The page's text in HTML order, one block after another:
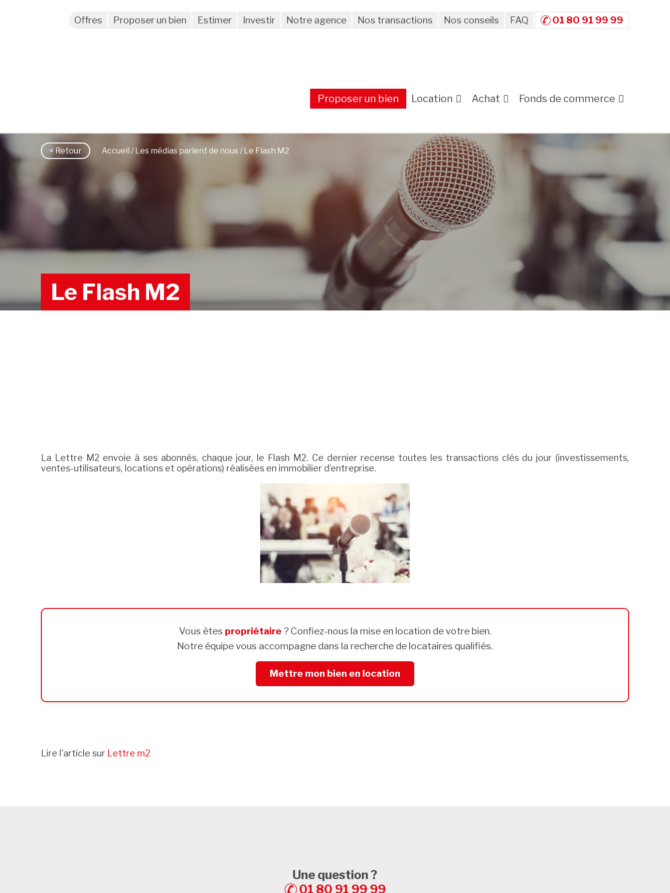
Offres Proposer un bien Estimer Investir Notre agence Nos transactions Nos conseils FAQ 01 80 91 99 99
Proposer un bien Location Achat Fonds de commerce
< Retour Accueil /Les médias parlent de nous / Le Flash M2
Le Flash M2
La Lettre M2 envoie à ses abonnés, chaque jour, le Flash M2. Ce dernier recense toutes les transactions clés du jour (investissements,
ventes-utilisateurs, locations et opérations) réalisées en immobilier d’entreprise.
Vous êtes propriétaire ? Confiez-nous la mise en location de votre bien.
Notre équipe vous accompagne dans la recherche de locataires qualifiés.
Mettre mon bien en location
Lire l'article sur Lettre m2
Une question ?
01 80 91 99 99